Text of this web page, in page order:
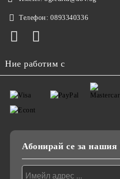
Телефон: 0893340336
Ние работим с
Абонирай се за